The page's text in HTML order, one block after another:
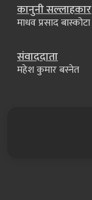
कानुनी सल्लाहकार
माधव प्रसाद बास्कोटा
संवाददाता
महेश कुमार बस्नेत